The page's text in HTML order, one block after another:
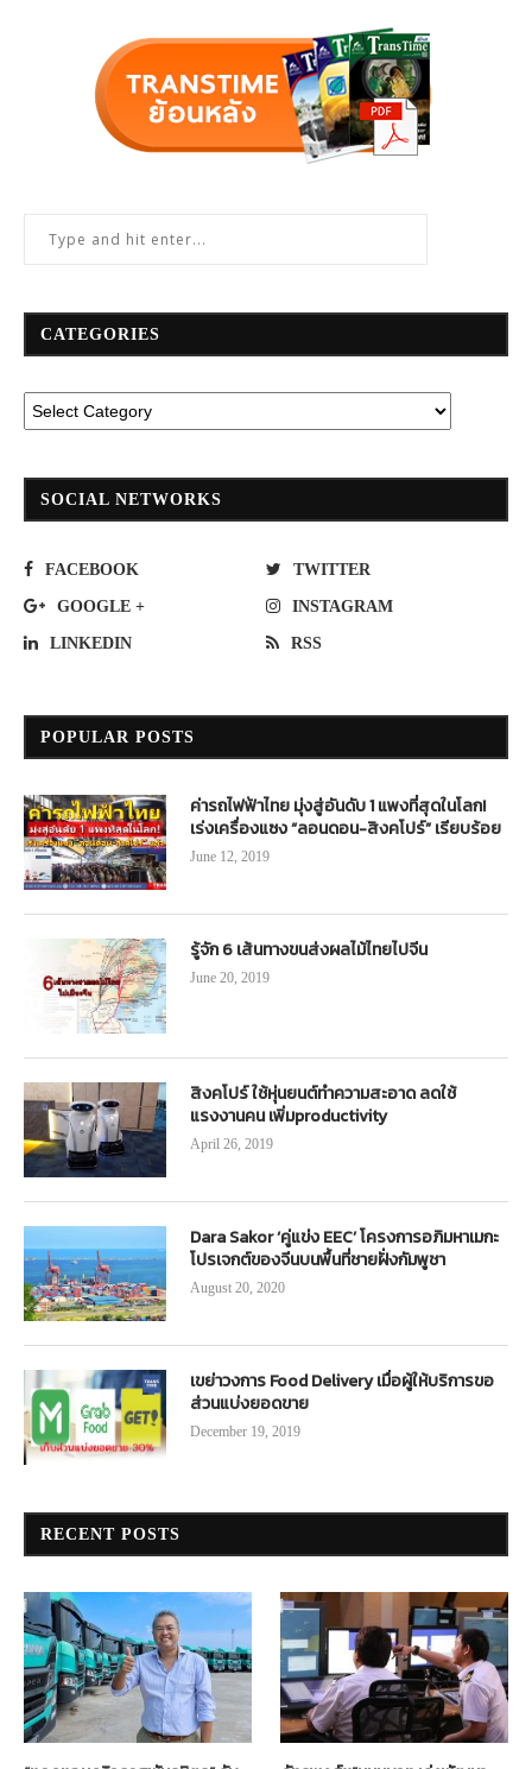
CATEGORIES
SOCIAL NETWORKS
FACEBOOK TWITTER
GOOGLE + INSTAGRAM
LINKEDIN RSS
POPULAR POSTS
ค่ารถไฟฟ้าไทย มุ่งสู่อันดับ 1 แพงที่สุดในโลก!
เร่งเครื่องแซง “ลอนดอน-สิงคโปร์” เรียบร้อย
June 12, 2019
รู้จัก 6 เส้นทางขนส่งผลไม้ไทยไปจีน
June 20, 2019
สิงคโปร์ ใช้หุ่นยนต์ทำความสะอาด ลดใช้
แรงงานคน เพิ่มproductivity
April 26, 2019
Dara Sakor ‘คู่แข่ง EEC’ โครงการอภิมหาเมกะ
โปรเจกต์ของจีนบนพื้นที่ชายฝั่งกัมพูชา
August 20, 2020
เขย่าวงการ Food Delivery เมื่อผู้ให้บริการขอ
ส่วนแบ่งยอดขาย
December 19, 2019
RECENT POSTS